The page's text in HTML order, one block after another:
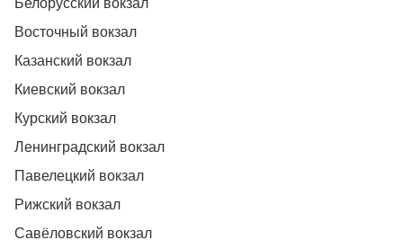
Белорусский вокзал
Восточный вокзал
Казанский вокзал
Киевский вокзал
Курский вокзал
Ленинградский вокзал
Павелецкий вокзал
Рижский вокзал
Савёловский вокзал